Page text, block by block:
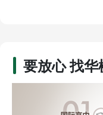
要放心 找华